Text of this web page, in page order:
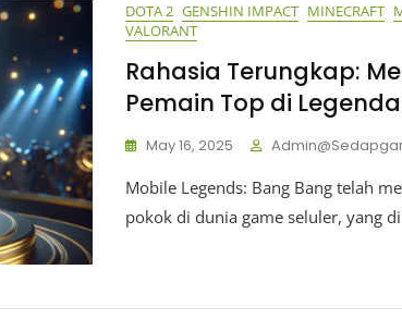
DOTA 2 GENSHIN IMPACT MINECRAFT
VALORANT
Rahasia Terungkap:
Pemain Top di
May 16, 2025
Mobile Legends: Bang Bang telah
pokok di dunia game seluler, yang